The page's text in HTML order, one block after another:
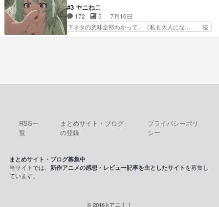
はない3話も大差なかったら… うーん…キャラが
どんどん出てくるが紹介が… お話が平坦なのよ
ね。なんかこう内輪だけで…
にヒロイン（山田/田山）のアンニュ… こんどは
そっちが機嫌わる。永遠に気づかん… 昨日は寝落
ちしてしまったので都合の良い女… 新卒で泣かせ
て怒られたり煙草の匂いにがっ… 2人(1人)と近づ
#3 ヤニねこ
172 5
7月16日
下ネタの意味全部わかって、（私も大人にな… 寝
ゲロってそんなヤバかったんか。じゃ、寝… 生活
RSS一
覧
まとめサイト・ブログ
の登録
プライバシーポリ
シー
まとめサイト・ブログ募集中
当サイトでは、 新作アニメの感想・レビュー記事を主としたサイトを募集し
ています。
© 2016 kアニ！！